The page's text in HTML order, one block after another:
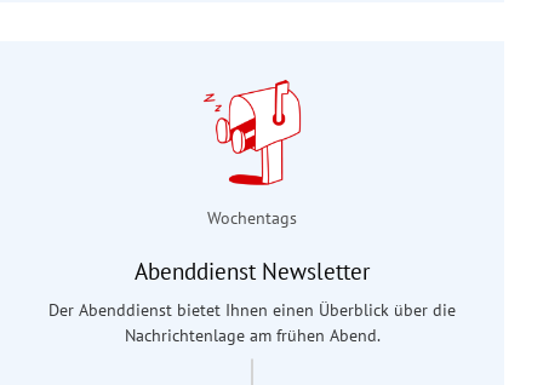
Wochentags
Abenddienst Newsletter
Der Abenddienst bietet Ihnen einen Überblick über die
Nachrichtenlage am frühen Abend.